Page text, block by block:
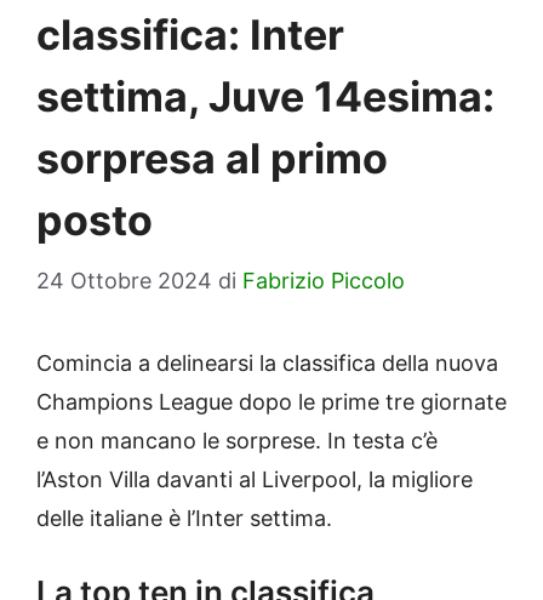
classifica: Inter
settima, Juve 14esima:
sorpresa al primo
posto
24 Ottobre 2024 di Fabrizio Piccolo
Comincia a delinearsi la classifica della nuova
Champions League dopo le prime tre giornate
e non mancano le sorprese. In testa c’è
l’Aston Villa davanti al Liverpool, la migliore
delle italiane è l’Inter settima.